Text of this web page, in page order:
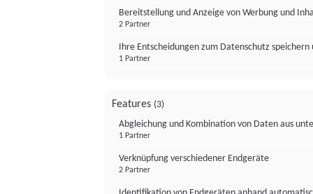
Bereitstellung und Anzeige von Werbung und
2 Partner
Ihre Entscheidungen zum Datenschutz
1 Partner
Features (3)
Abgleichung und Kombination von Daten aus
1 Partner
Verknüpfung verschiedener Endgeräte
2 Partner